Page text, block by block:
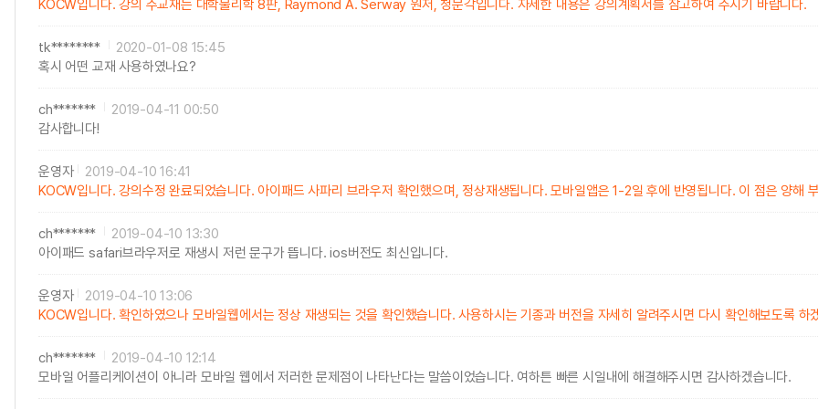
KOCW입니다. 강의 주교재는 대학물리학 8판, Raymond A. Serway 원저, 청문각입니다. 자세한 내용은 강의계획서를 참고하여 주시기 바랍니다.
tk********
2020-01-08 15:45
혹시 어떤 교재 사용하였나요?
ch*******
2019-04-11 00:50
감사합니다!
운영자
2019-04-10 16:41
KOCW입니다. 강의수정 완료되었습니다. 아이패드 사파리 브라우저 확인했으며, 정상재생됩니다. 모바일앱은 1-2일 후에 반영됩니다. 이 점은 양해
ch*******
2019-04-10 13:30
아이패드 safari브라우저로 재생시 저런 문구가 뜹니다. ios버전도 최신입니다.
운영자
2019-04-10 13:06
KOCW입니다. 확인하였으나 모바일웹에서는 정상 재생되는 것을 확인했습니다. 사용하시는 기종과 버전을 자세히 알려주시면 다시 확인해보도록 하
ch*******
2019-04-10 12:14
모바일 어플리케이션이 아니라 모바일 웹에서 저러한 문제점이 나타난다는 말씀이었습니다. 여하튼 빠른 시일내에 해결해주시면 감사하겠습니다.